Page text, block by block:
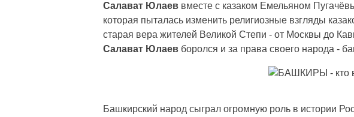
Салават Юлаев вместе с казаком Емельяном
которая пыталась изменить религиозные взгляды
старая вера жителей Великой Степи - от Москвы до
Салават Юлаев боролся и за права своего народа -
Башкирский народ сыграл огромную роль в истории